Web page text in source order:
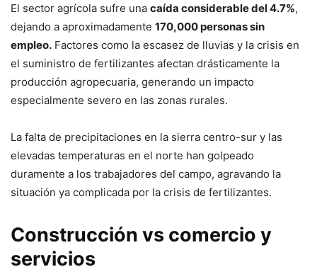
El sector agrícola sufre una caída considerable del 4.7%,
dejando a aproximadamente 170,000 personas sin
empleo. Factores como la escasez de lluvias y la crisis en
el suministro de fertilizantes afectan drásticamente la
producción agropecuaria, generando un impacto
especialmente severo en las zonas rurales.
La falta de precipitaciones en la sierra centro-sur y las
elevadas temperaturas en el norte han golpeado
duramente a los trabajadores del campo, agravando la
situación ya complicada por la crisis de fertilizantes.
Construcción vs comercio y
servicios